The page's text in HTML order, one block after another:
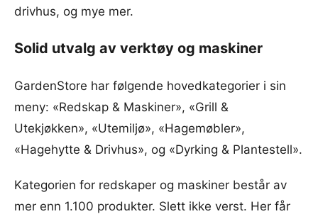
drivhus, og mye mer.
Solid utvalg av verktøy og maskiner
GardenStore har følgende hovedkategorier i sin
meny: «Redskap & Maskiner», «Grill &
Utekjøkken», «Utemiljø», «Hagemøbler»,
«Hagehytte & Drivhus», og «Dyrking & Plantestell».
Kategorien for redskaper og maskiner består av
mer enn 1.100 produkter. Slett ikke verst. Her får